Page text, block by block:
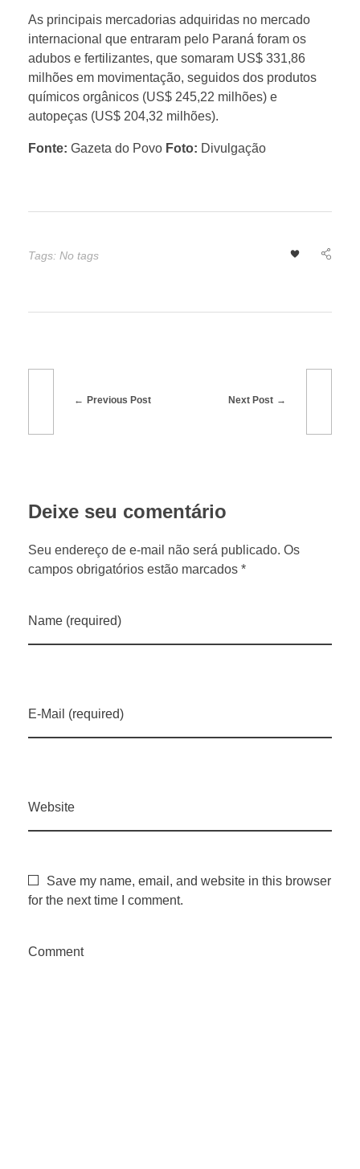
a
r
e
i
ã
o
l
o
1
º
b
i
m
s
t
e
As principais mercadorias adquiridas no mercado
internacional que entraram pelo Paraná foram os
adubos e fertilizantes, que somaram US$ 331,86
milhões em movimentação, seguidos dos produtos
químicos orgânicos (US$ 245,22 milhões) e
autopeças (US$ 204,32 milhões).
Fonte: Gazeta do Povo Foto: Divulgação
Tags: No tags
Previous Post Next Post
Deixe seu comentário
Seu endereço de e-mail não será publicado. Os
campos obrigatórios estão marcados *
Name (required)
E-Mail (required)
Website
Save my name, email, and website in this browser
for the next time I comment.
Comment